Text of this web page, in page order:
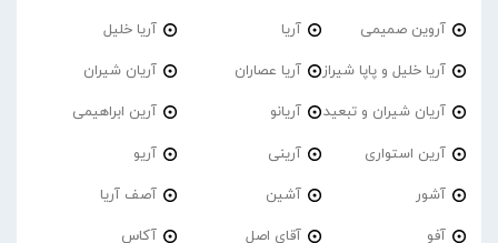
آروین صمیمی آریا آریا خلیل
آریا خلیل و پاپا شیراز آریا عصاران آریان شیران
آریان شیران و تبعید آریانو آرین ابراهیمی
آرین استواری آرینی آریو
آشور آشین آصف آریا
آفو آقای اصل آکاس